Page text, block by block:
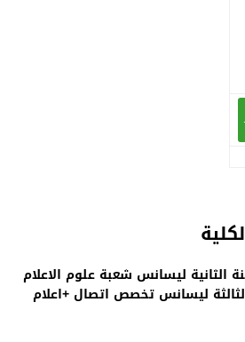
الثانية ليسانس شعبة علوم الاعلام
ليسانس تخصص اتصال +اعلام